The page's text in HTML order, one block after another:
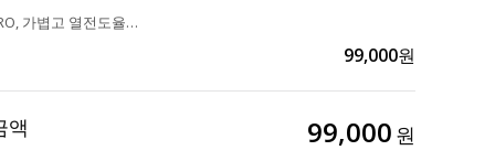
유해물질 ZERO, 가볍고 열전도율이 빠른 "햄튼 포레 세라믹 IH 소테펜 3종세트" 167,000>>99,000
99,000원
액 99,000 원